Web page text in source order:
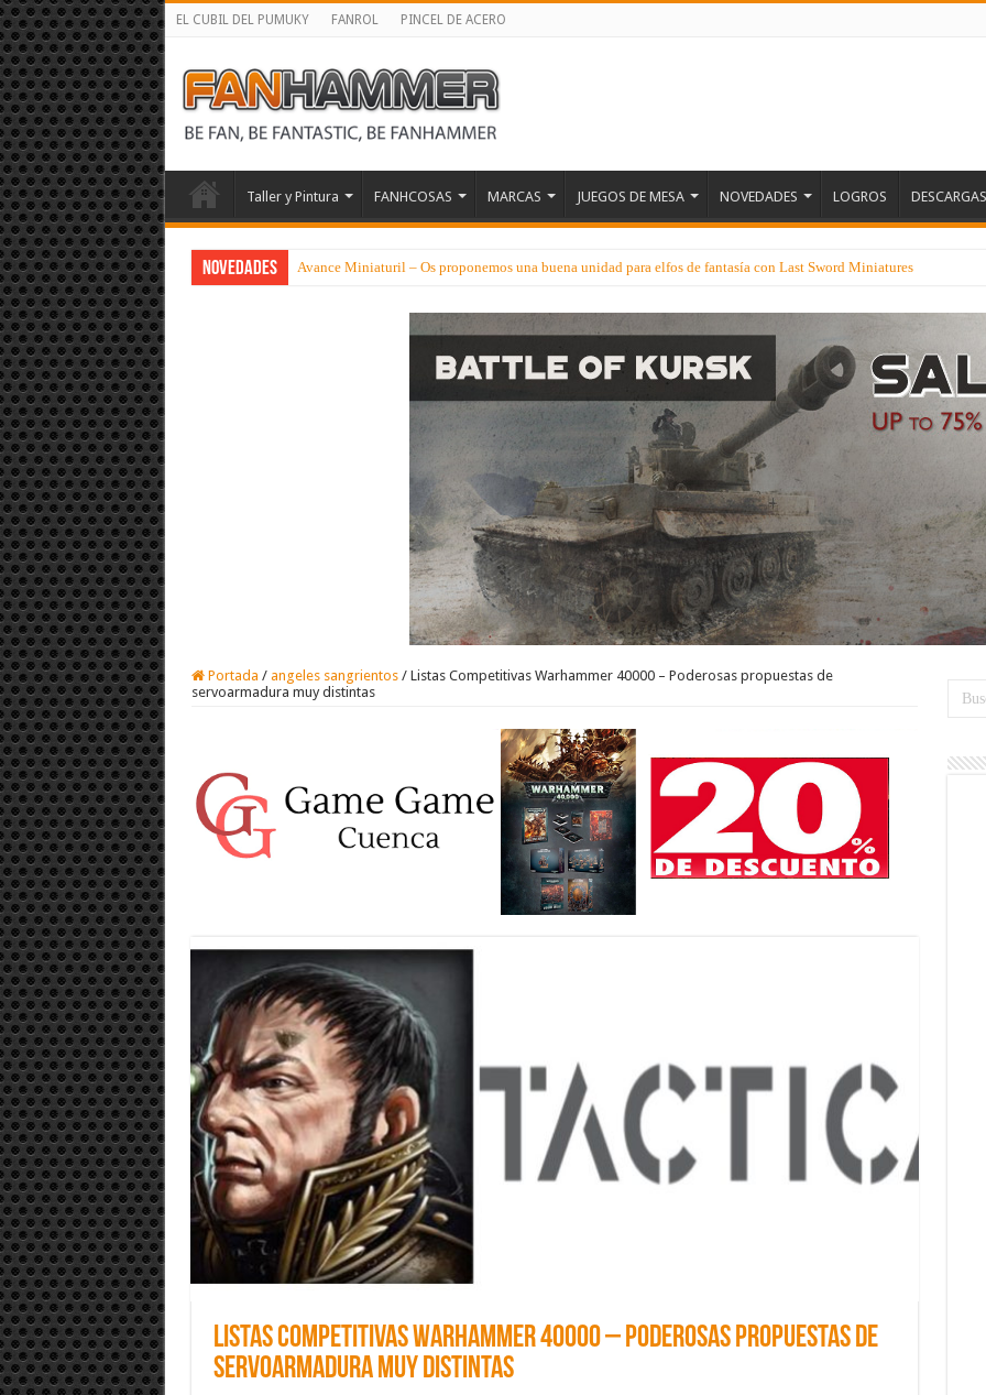
EL CUBIL DEL PUMUKY FANROL PINCEL DE ACERO
Taller y Pintura FANHCOSAS MARCAS JUEGOS DE MESA NOVEDADES LOGROS DESCARGAS
NOVEDADES Avance Miniaturil – Os proponemos una buena unidad para elfos de fantasía con Last Sword Miniatures
Portada / angeles sangrientos / Listas Competitivas Warhammer 40000 – Poderosas propuestas de
servoarmadura muy distintas
Listas Competitivas Warhammer 40000 – Poderosas propuestas de
servoarmadura muy distintas